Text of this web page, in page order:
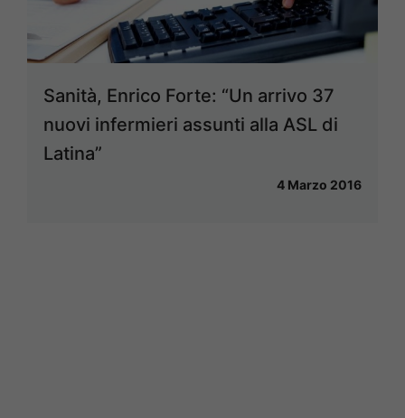
Sanità, Enrico Forte: “Un arrivo 37
nuovi infermieri assunti alla ASL di
Latina”
4 Marzo 2016